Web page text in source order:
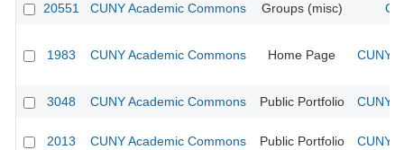
20551 CUNY Academic Commons Groups (misc)
1983 CUNY Academic Commons Home Page CUNY
3048 CUNY Academic Commons Public Portfolio CUNY
2013 CUNY Academic Commons Public Portfolio CUNY